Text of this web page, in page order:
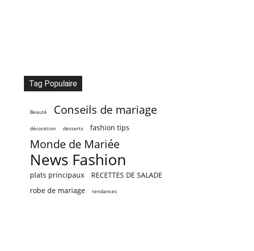
Tag Populaire
Beauté Conseils de mariage
décoration desserts fashion tips
Monde de Mariée
News Fashion
plats principaux
RECETTES DE SALADE
robe de mariage
tendances